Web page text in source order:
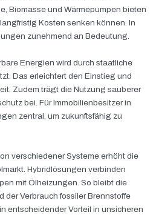
Biomasse und Wärmepumpen bieten
Kosten senken können. In
zunehmend an Bedeutung.
Energien wird durch staatliche
Das erleichtert den Einstieg und
Zudem trägt die Nutzung sauberer
bei. Für Immobilienbesitzer in
zentral, um zukunftsfähig zu
verschiedener Systeme erhöht die
Hybridlösungen verbinden
mit Ölheizungen. So bleibt die
der Verbrauch fossiler Brennstoffe
entscheidender Vorteil in unsicheren